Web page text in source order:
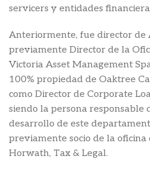
servicers y entidades
Anteriormente, fue director de
previamente Director de la
Victoria Asset Management
100% propiedad de Oaktree
como Director de Corporate
siendo la persona responsable
desarrollo de este
previamente socio de la
Horwath, Tax & Legal.